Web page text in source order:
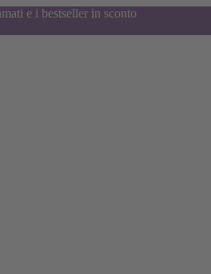
e i bestseller in sconto